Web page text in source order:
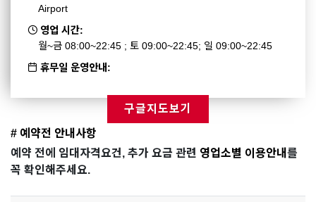
Airport
영업 시간:
월~금 08:00~22:45 ; 토 09:00~22:45; 일 09:00~22:45
휴무일 운영안내:
구글지도보기
# 예약전 안내사항
예약 전에 임대자격요건, 추가 요금 관련 영업소별 이용안내 를
꼭 확인해주세요.